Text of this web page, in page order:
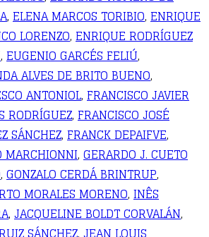
, ELENA MARCOS TORIBIO, ENRIQUE
LORENZO, ENRIQUE RODRÍGUEZ
, EUGENIO GARCÉS FELIÚ,
ALVES DE BRITO BUENO,
ANTONIOL, FRANCISCO JAVIER
RODRÍGUEZ, FRANCISCO JOSÉ
SÁNCHEZ, FRANCK DEPAIFVE,
MARCHIONNI, GERARDO J. CUETO
, GONZALO CERDÁ BRINTRUP,
MORALES MORENO, INÊS
, JACQUELINE BOLDT CORVALÁN,